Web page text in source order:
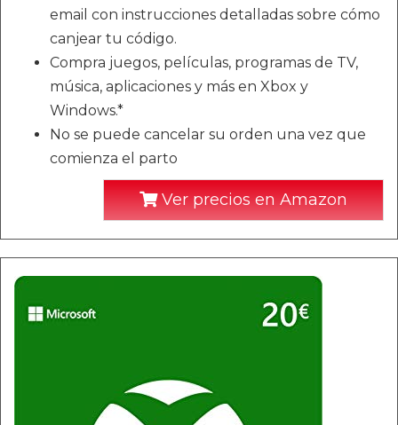
email con instrucciones detalladas sobre cómo
canjear tu código.
Compra juegos, películas, programas de TV,
música, aplicaciones y más en Xbox y
Windows.*
No se puede cancelar su orden una vez que
comienza el parto
Ver precios en Amazon